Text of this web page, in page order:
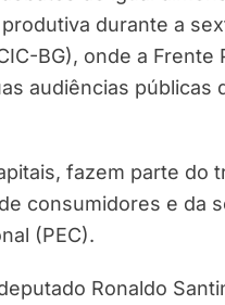
durante a
BG), onde a
audiências
fazem parte do
consumidores e da
(PEC).
Ronaldo